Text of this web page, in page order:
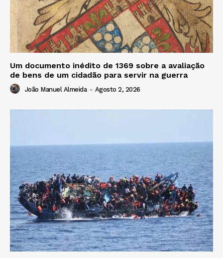
Um documento inédito de 1369 sobre a avaliação
de bens de um cidadão para servir na guerra
João Manuel Almeida - Agosto 2, 2026